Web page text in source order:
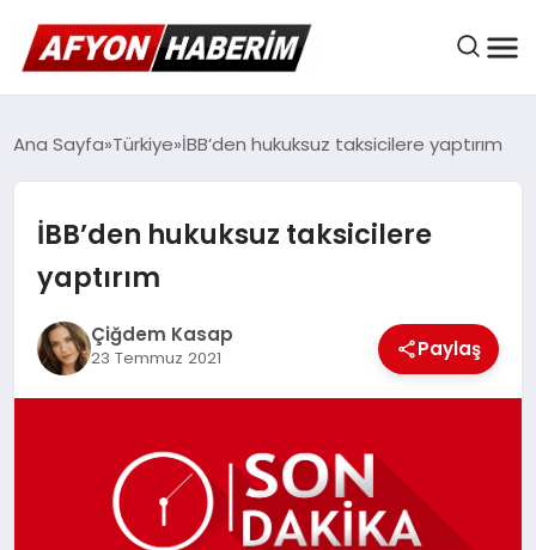
AFYON HABER
GÜNDEM
BELEDIYELER
Ana Sayfa Türkiye İBB’den hukuksuz taksicilere yaptırım
İBB’den hukuksuz taksicilere
yaptırım
Çiğdem Kasap
23 Temmuz 2021 Paylaş